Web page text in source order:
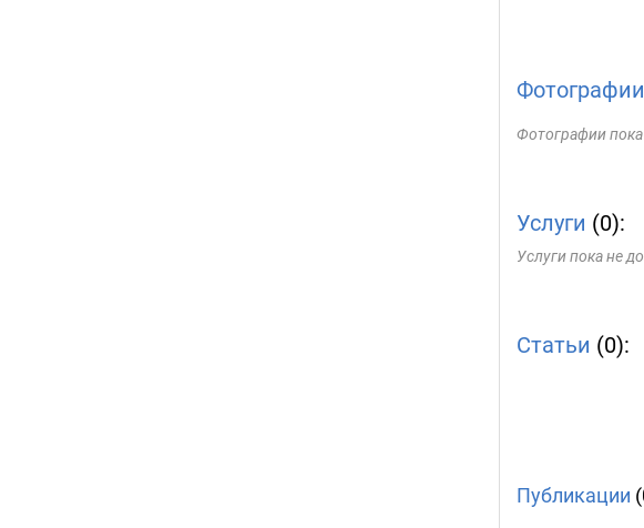
Фотографии
Фотографии
Услуги (0):
Услуги пока не
Статьи (0):
Публикации